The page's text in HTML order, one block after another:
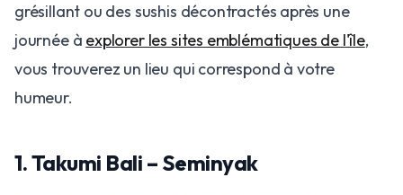
grésillant ou des sushis décontractés après une
journée à explorer les sites emblématiques de l'île,
vous trouverez un lieu qui correspond à votre
humeur.
1. Takumi Bali – Seminyak